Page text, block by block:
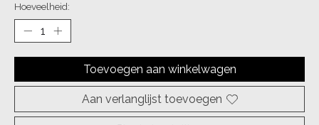
Hoeveelheid:
Toevoegen aan winkelwagen
Aan verlanglijst toevoegen